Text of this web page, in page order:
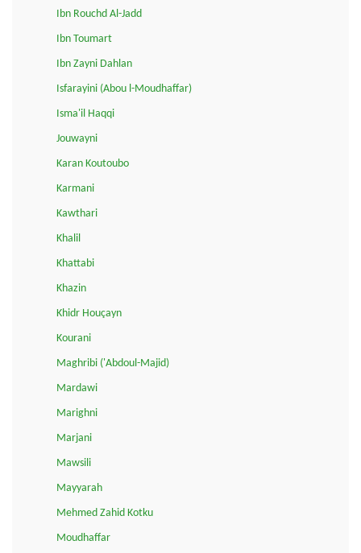
Ibn Rouchd Al-Jadd
Ibn Toumart
Ibn Zayni Dahlan
Isfarayini (Abou l-Moudhaffar)
Isma'il Haqqi
Jouwayni
Karan Koutoubo
Karmani
Kawthari
Khalil
Khattabi
Khazin
Khidr Houçayn
Kourani
Maghribi ('Abdoul-Majid)
Mardawi
Marighni
Marjani
Mawsili
Mayyarah
Mehmed Zahid Kotku
Moudhaffar